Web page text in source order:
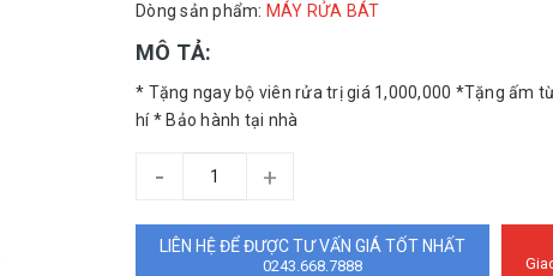
Dòng sản phẩm: MÁY RỬA BÁT
MÔ TẢ:
* Tặng ngay bộ viên rửa trị giá 1,000,000 *Tặng ấm
hí * Bảo hành tại nhà
- +
LIÊN HỆ ĐỂ ĐƯỢC TƯ VẤN GIÁ TỐT NHẤT
0243.668.7888